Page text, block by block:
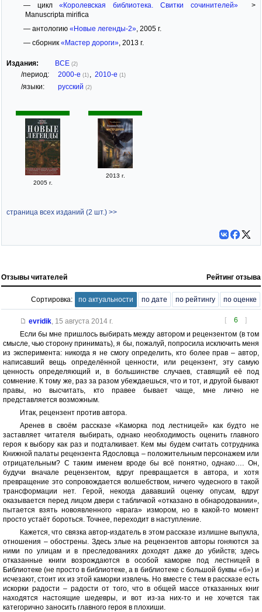
— цикл«Королевская библиотека. Свитки сочинителей»>
Manuscripta mirifica
— антологию «Новые легенды-2», 2005 г.
— сборник «Мастер дороги», 2013 г.
Издания: ВСЕ (2)
/период: 2000-е (1) 2010-е (1)
/языки: русский (2)
2005 г.
2013 г.
страница всех изданий (2 шт.) >>
Отзывы читателей Рейтинг отзыва
Сортировка: по актуальности по дате по рейтингу по оценке
[ 6 ]
evridik, 15 августа 2014 г.
Если бы мне пришлось выбирать между автором и рецензентом (в том
смысле, чью сторону принимать), я бы, пожалуй, попросила исключить меня
из эксперимента: никогда я не смогу определить, кто более прав – автор,
написавший вещь определённой ценности, или рецензент, эту самую
ценность определяющий и, в большинстве случаев, ставящий её под
сомнение. К тому же, раз за разом убеждаешься, что и тот, и другой бывают
правы, но высчитать, кто правее бывает чаще, мне лично не
представляется возможным.
Итак, рецензент против автора.
Аренев в своём рассказе «Каморка под лестницей» как будто не
заставляет читателя выбирать, однако необходимость оценить главного
героя к выбору как раз и подталкивает. Кем мы будем считать сотрудника
Книжной палаты рецензента Ядословца – положительным персонажем или
отрицательным? С таким именем вроде бы всё понятно, однако…. Он,
будучи вначале рецензентом, вдруг превращается в автора, и хотя
превращение это сопровождается волшебством, ничего чудесного в такой
трансформации нет. Герой, некогда дававший оценку опусам, вдруг
оказывается перед лицом двери с табличкой «отказано в обнародовании»,
пытается взять новоявленного «врага» измором, но в какой-то момент
просто устаёт бороться. Точнее, переходит в наступление.
Кажется, что связка автор-издатель в этом рассказе излишне выпукла,
отношения – обострены. Здесь злые на рецензентов авторы гоняются за
ними по улицам и в преследованиях доходят даже до убийств; здесь
отказанные книги возрождаются в особой каморке под лестницей в
Библиотеке (не просто в библиотеке, а в библиотеке с большой буквы «б») и
исчезают, стоит их из этой каморки извлечь. Но вместе с тем в рассказе есть
искорки радости – радости от того, что в общей массе отказанных книг
находятся настоящие шедевры, и вот из-за них-то и не хочется так
категорично заносить главного героя в плохиши.